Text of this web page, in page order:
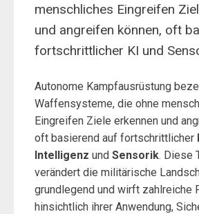
menschliches Eingreifen
und angreifen können, oft
fortschrittlicher KI und
Autonome Kampfausrüstung
Waffensysteme, die ohne
Eingreifen Ziele erkennen und
oft basierend auf fortschrittlicher
Intelligenz und Sensorik. Diese
verändert die militärische
grundlegend und wirft zahlreiche
hinsichtlich ihrer Anwendung,